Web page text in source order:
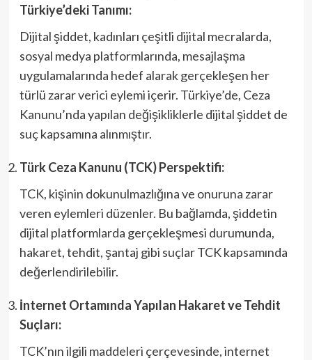
Türkiye’deki Tanımı:
Dijital şiddet, kadınları çeşitli dijital mecralarda,
sosyal medya platformlarında, mesajlaşma
uygulamalarında hedef alarak gerçekleşen her
türlü zarar verici eylemi içerir. Türkiye’de, Ceza
Kanunu’nda yapılan değişikliklerle dijital şiddet de
suç kapsamına alınmıştır.
Türk Ceza Kanunu (TCK) Perspektifi:
TCK, kişinin dokunulmazlığına ve onuruna zarar
veren eylemleri düzenler. Bu bağlamda, şiddetin
dijital platformlarda gerçekleşmesi durumunda,
hakaret, tehdit, şantaj gibi suçlar TCK kapsamında
değerlendirilebilir.
İnternet Ortamında Yapılan Hakaret ve Tehdit
Suçları:
TCK’nın ilgili maddeleri çerçevesinde, internet